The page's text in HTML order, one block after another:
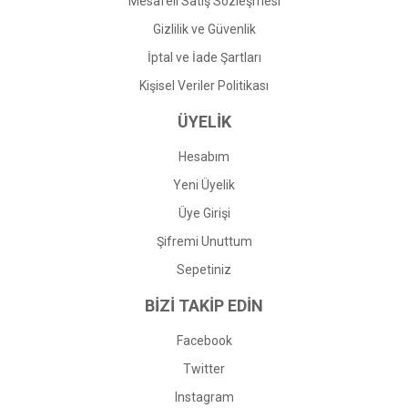
Gizlilik ve Güvenlik
İptal ve İade Şartları
Kişisel Veriler Politikası
ÜYELİK
Hesabım
Yeni Üyelik
Üye Girişi
Şifremi Unuttum
Sepetiniz
BİZİ TAKİP EDİN
Facebook
Twitter
Instagram